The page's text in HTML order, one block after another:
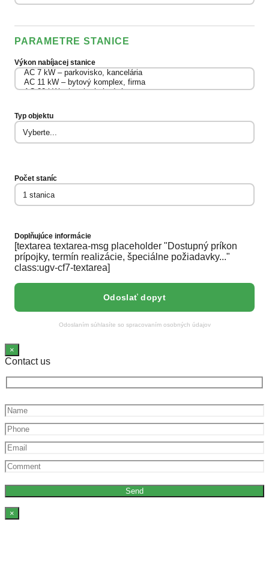
PARAMETRE STANICE
Výkon nabíjacej stanice
Typ objektu
Počet staníc
Doplňujúce informácie
[textarea textarea-msg placeholder "Dostupný príkon
prípojky, termín realizácie, špeciálne požiadavky..."
class:ugv-cf7-textarea]
Odoslaním súhlasíte so spracovaním osobných údajov
×
Contact us
×